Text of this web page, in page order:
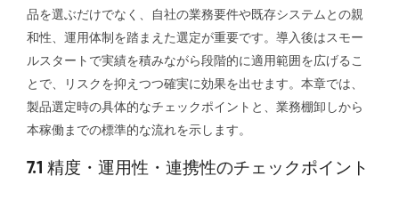
品を選ぶだけでなく、自社の業務要件や既存システムとの親
和性、運用体制を踏まえた選定が重要です。導入後はスモー
ルスタートで実績を積みながら段階的に適用範囲を広げるこ
とで、リスクを抑えつつ確実に効果を出せます。本章では、
製品選定時の具体的なチェックポイントと、業務棚卸しから
本稼働までの標準的な流れを示します。
7.1 精度・運用性・連携性のチェックポイント